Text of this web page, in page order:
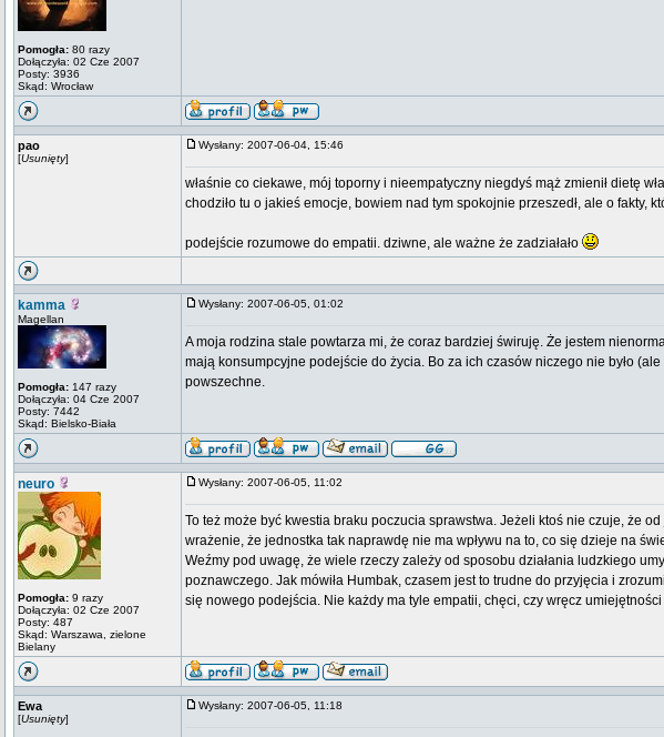
Pomogła: 80 razy
Dołączyła: 02 Cze 2007
Posty: 3936
Skąd: Wrocław
pao
[Usunięty]
Wysłany: 2007-06-04, 15:46
właśnie co ciekawe, mój toporny i nieempatyczny niegdyś mąż zmienił dietę
chodziło tu o jakieś emocje, bowiem nad tym spokojnie przeszedł, ale o fakty,
podejście rozumowe do empatii. dziwne, ale ważne że zadziałało
kamma
Magellan
Pomogła: 147 razy
Dołączyła: 04 Cze 2007
Posty: 7442
Skąd: Bielsko-Biała
Wysłany: 2007-06-05, 01:02
A moja rodzina stale powtarza mi, że coraz bardziej świruję. Że jestem
mają konsumpcyjne podejście do życia. Bo za ich czasów niczego nie było
powszechne.
neuro
Pomogła: 9 razy
Dołączyła: 02 Cze 2007
Posty: 487
Skąd: Warszawa, zielone
Bielany
Wysłany: 2007-06-05, 11:02
To też może być kwestia braku poczucia sprawstwa. Jeżeli ktoś nie czuje, że
wrażenie, że jednostka tak naprawdę nie ma wpływu na to, co się dzieje na
Weźmy pod uwagę, że wiele rzeczy zależy od sposobu działania ludzkiego
poznawczego. Jak mówiła Humbak, czasem jest to trudne do przyjęcia i
się nowego podejścia. Nie każdy ma tyle empatii, chęci, czy wręcz
Ewa
[Usunięty]
Wysłany: 2007-06-05, 11:18